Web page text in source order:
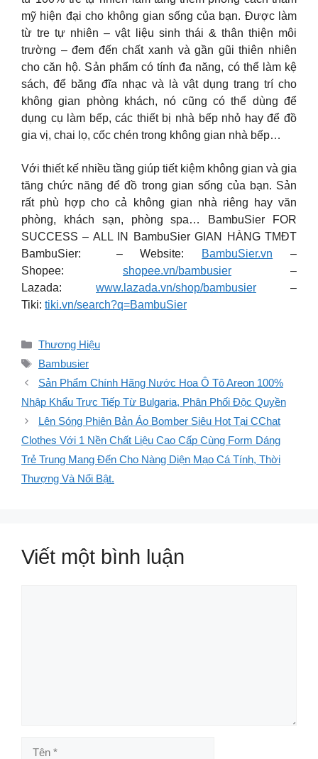
mỹ hiện đại cho không gian sống của bạn. Được làm
từ tre tự nhiên – vật liệu sinh thái & thân thiện môi
trường – đem đến chất xanh và gần gũi thiên nhiên
cho căn hộ. Sản phẩm có tính đa năng, có thể làm kệ
sách, để băng đĩa nhạc và là vật dụng trang trí cho
không gian phòng khách, nó cũng có thể dùng để
dụng cụ làm bếp, các thiết bị nhà bếp nhỏ hay để đồ
gia vị, chai lọ, cốc chén trong không gian nhà bếp…
Với thiết kế nhiều tầng giúp tiết kiệm không gian và gia
tăng chức năng để đồ trong gian sống của bạn. Sản
rất phù hợp cho cả không gian nhà riêng hay văn
phòng, khách sạn, phòng spa… BambuSier FOR
SUCCESS – ALL IN BambuSier GIAN HÀNG TMĐT
BambuSier: – Website:
BambuSier.vn –
Shopee: shopee.vn/bambusier –
Lazada: www.lazada.vn/shop/bambusier –
Tiki: tiki.vn/search?q=BambuSier
Danh
mục
Thương Hiệu
Thẻ
Bambusier
Sản Phẩm Chính Hãng Nước Hoa Ô Tô Areon 100%
Nhập Khẩu Trực Tiếp Từ Bulgaria, Phân Phối Độc Quyền
Lên Sóng Phiên Bản Áo Bomber Siêu Hot Tại CChat
Clothes Với 1 Nền Chất Liệu Cao Cấp Cùng Form Dáng
Trẻ Trung Mang Đến Cho Nàng Diện Mạo Cá Tính, Thời
Thượng Và Nổi Bật.
Viết một bình luận